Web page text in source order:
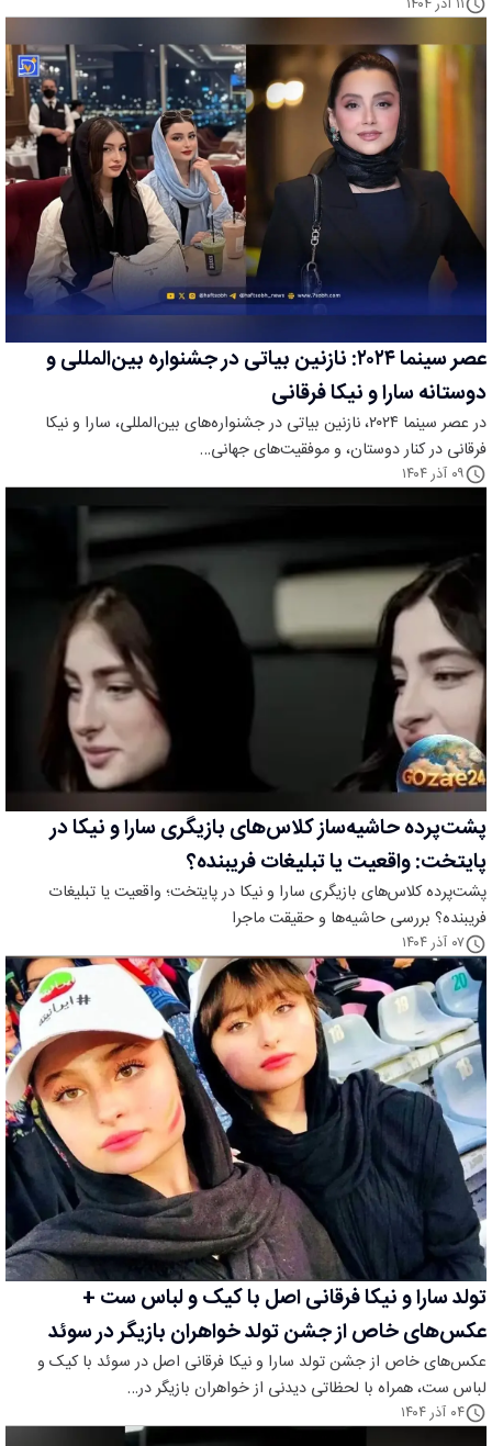
۱۱ آذر ۱۴۰۴
عصر سینما ۲۰۲۴: نازنین بیاتی در جشنواره بین‌المللی و
دوستانه سارا و نیکا فرقانی
در عصر سینما ۲۰۲۴، نازنین بیاتی در جشنواره‌های بین‌المللی، سارا و نیکا
فرقانی در کنار دوستان، و موفقیت‌های جهانی…
۰۹ آذر ۱۴۰۴
پشت‌پرده حاشیه‌ساز کلاس‌های بازیگری سارا و نیکا در
پایتخت: واقعیت یا تبلیغات فریبنده؟
پشت‌پرده کلاس‌های بازیگری سارا و نیکا در پایتخت؛ واقعیت یا تبلیغات
فریبنده؟ بررسی حاشیه‌ها و حقیقت ماجرا
۰۷ آذر ۱۴۰۴
تولد سارا و نیکا فرقانی اصل با کیک و لباس ست +
عکس‌های خاص از جشن تولد خواهران بازیگر در سوئد
عکس‌های خاص از جشن تولد سارا و نیکا فرقانی اصل در سوئد با کیک و
لباس ست، همراه با لحظاتی دیدنی از خواهران بازیگر در…
۰۴ آذر ۱۴۰۴